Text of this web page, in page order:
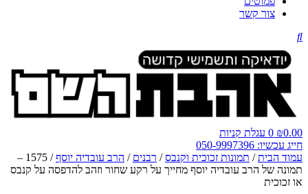
צור קשר
₪0.00
0 עגלת קניות
חייג עכשיו: 050-9997396
עמוד הבית/ תמונות זכוכית וקנבס/ רבנים / הרב עובדיה יוסף
/ 1575 –
תמונה של הרב עובדיה יוסף מחייך על רקע שחור וזהב להדפסה על קנבס
או זכוכית